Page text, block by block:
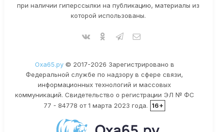
при наличии гиперссылки на публикацию, материалы из
которой использованы.
Оха65.ру© 2017-2026 Зарегистрировано в
Федеральной службе по надзору в сфере связи,
информационных технологий и массовых
коммуникаций. Свидетельство о регистрации ЭЛ № ФС
77 - 84778 от 1 марта 2023 года.
16+